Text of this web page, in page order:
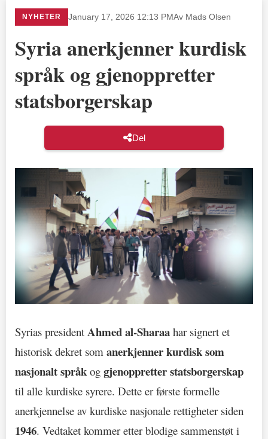
NYHETER January 17, 2026 12:13 PMAv Mads Olsen
Syria anerkjenner kurdisk
språk og gjenoppretter
statsborgerskap
Del
Syrias president Ahmed al-Sharaa har signert et
historisk dekret som anerkjenner kurdisk som
nasjonalt språk og gjenoppretter statsborgerskap
til alle kurdiske syrere. Dette er første formelle
anerkjennelse av kurdiske nasjonale rettigheter siden
1946. Vedtaket kommer etter blodige sammenstøt i